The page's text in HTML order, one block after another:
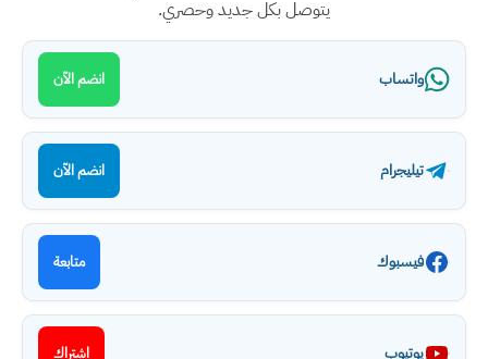
يتوصل بكل جديد وحصري.
واتساب انضم الآن
تيليجرام انضم الآن
فيسبوك متابعة
يوتيوب اشتراك